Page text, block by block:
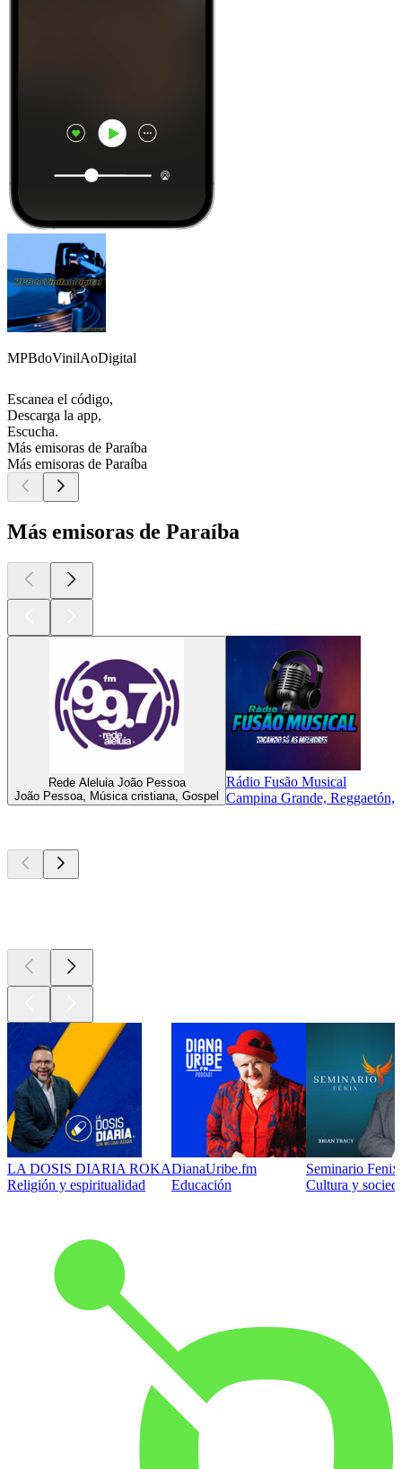
MPBdoVinilAoDigital
Escanea el código,
Descarga la app,
Escucha.
Más emisoras de Paraíba
Más emisoras de Paraíba
Más emisoras de Paraíba
Rede Aleluia João Pessoa
João Pessoa, Música cristiana, Gospel
Rádio Fusão Musical
Campina Grande,
LA DOSIS DIARIA ROKA
Religión y espiritualidad
DianaUribe.fm
Educación
Seminario
Cultura y